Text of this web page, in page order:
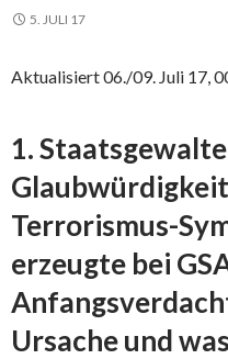
5. JULI 17
Aktualisiert 06./09. Juli 17,
1.
Terrorismus-
erzeugte bei
Ursache und